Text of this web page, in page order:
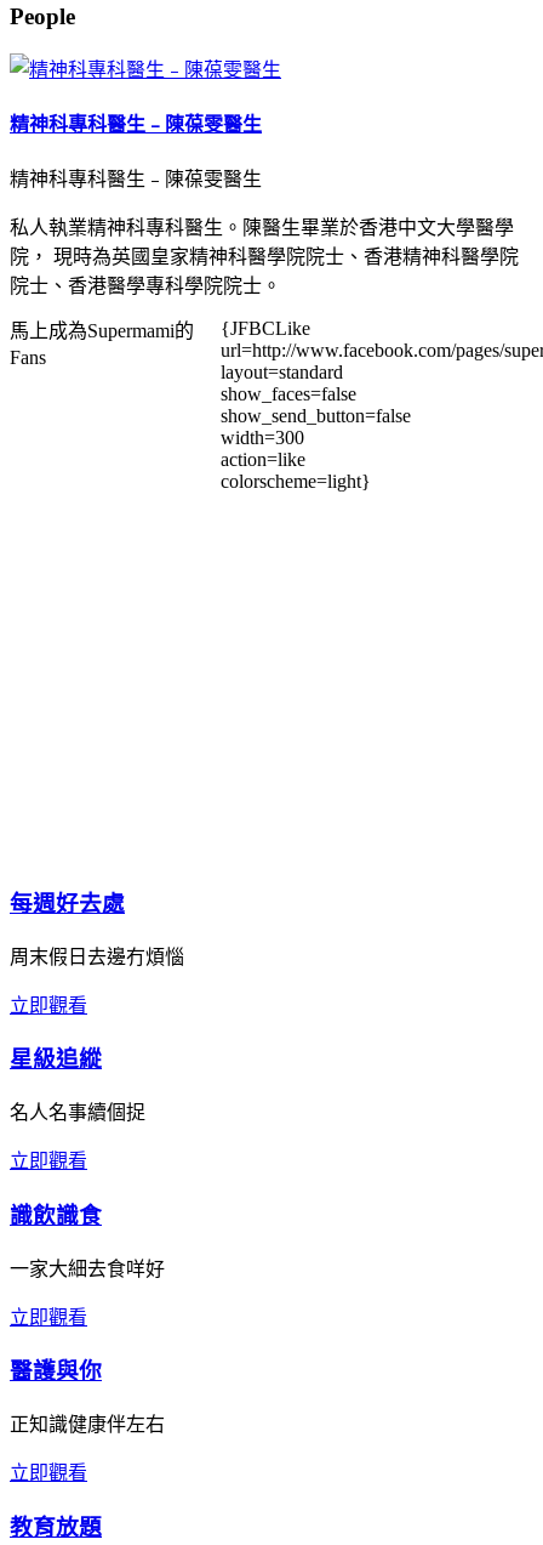
People
精神科專科醫生﹣陳葆雯醫生
精神科專科醫生﹣陳葆雯醫生
私人執業精神科專科醫生。陳醫生畢業於香港中文大學醫學
院， 現時為英國皇家精神科醫學院院士、香港精神科醫學院
院士、香港醫學專科學院院士。
馬上成為Supermami的
Fans
{JFBCLike
url=http://www.facebook.com/pages/
layout=standard
show_faces=false
show_send_button=false
width=300
action=like
colorscheme=light}
每週好去處
周末假日去邊冇煩惱
立即觀看
星級追縱
名人名事續個捉
立即觀看
識飲識食
一家大細去食咩好
立即觀看
醫護與你
正知識健康伴左右
立即觀看
教育放題